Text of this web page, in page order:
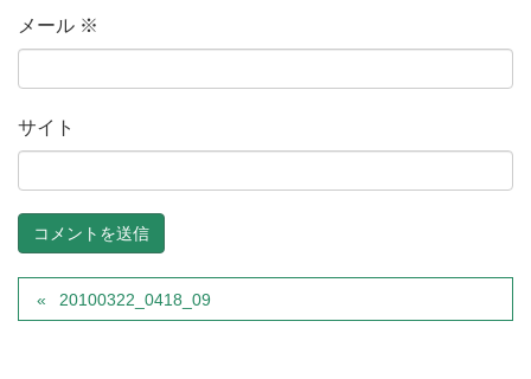
メール ※
サイト
20100322_0418_09